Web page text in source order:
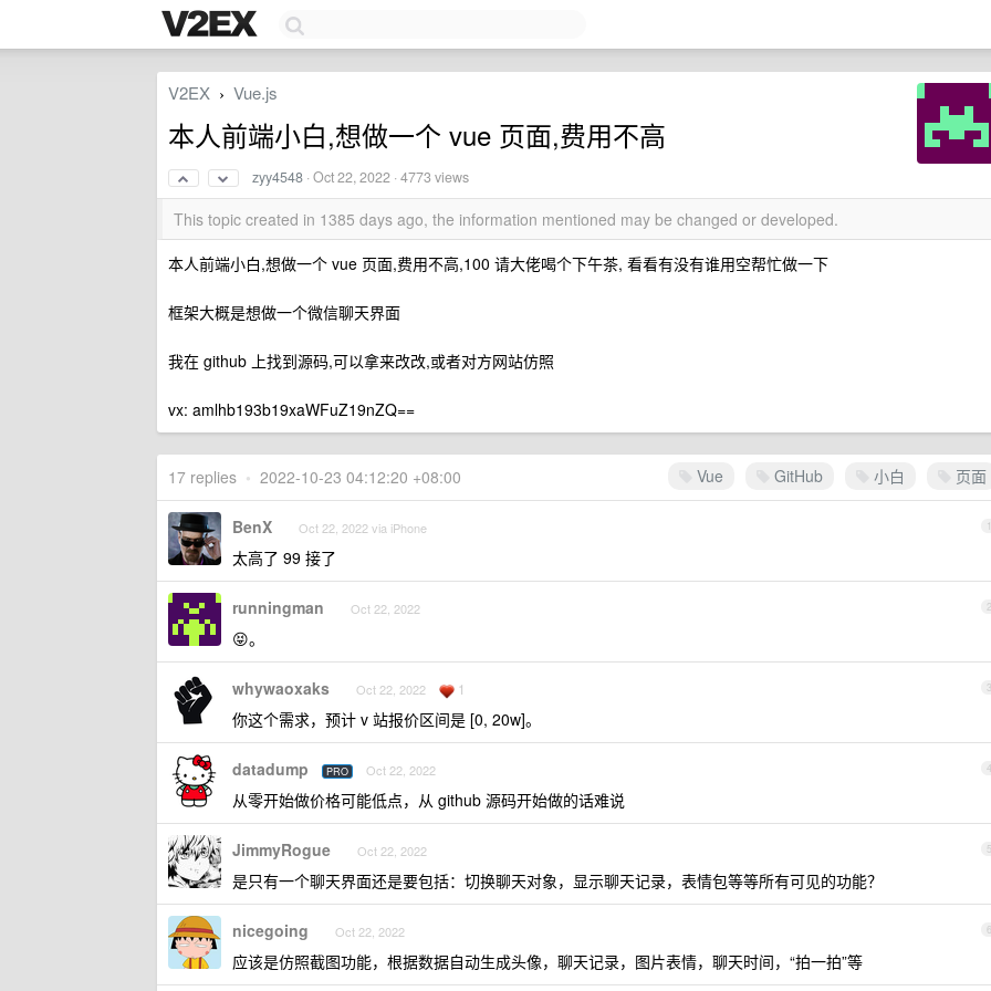
V2EX › Vue.js
本人前端小白,想做一个 vue 页面,费用不高
zyy4548 ·Oct 22, 2022 · 4773 views
This topic created in 1385 days ago, the information mentioned may be changed or developed.
本人前端小白,想做一个 vue 页面,费用不高,100 请大佬喝个下午茶, 看看有没有谁用空帮忙做一下
框架大概是想做一个微信聊天界面
我在 github 上找到源码,可以拿来改改,或者对方网站仿照
vx: amlhb193b19xaWFuZ19nZQ==
Vue GitHub 小白 页面
17 replies • 2022-10-23 04:12:20 +08:00
1
BenX Oct 22, 2022 via iPhone
太高了 99 接了
2
runningman Oct 22, 2022
😝。
3
whywaoxaks Oct 22, 2022 1
你这个需求，预计 v 站报价区间是 [0, 20w]。
4
datadump PRO Oct 22, 2022
从零开始做价格可能低点，从 github 源码开始做的话难说
5
JimmyRogue Oct 22, 2022
是只有一个聊天界面还是要包括：切换聊天对象，显示聊天记录，表情包等等所有可见的功能？
6
nicegoing Oct 22, 2022
应该是仿照截图功能，根据数据自动生成头像，聊天记录，图片表情，聊天时间，“拍一拍”等